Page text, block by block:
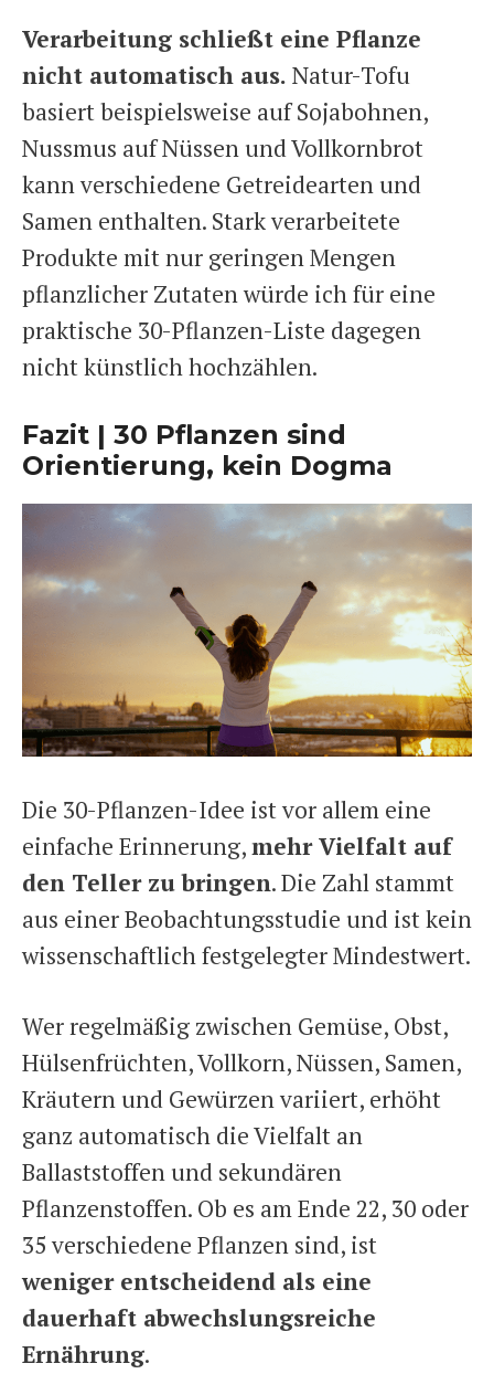
Verarbeitung schließt eine Pflanze
nicht automatisch aus. Natur-Tofu
basiert beispielsweise auf Sojabohnen,
Nussmus auf Nüssen und Vollkornbrot
kann verschiedene Getreidearten und
Samen enthalten. Stark verarbeitete
Produkte mit nur geringen Mengen
pflanzlicher Zutaten würde ich für eine
praktische 30-Pflanzen-Liste dagegen
nicht künstlich hochzählen.
Fazit | 30 Pflanzen sind
Orientierung, kein Dogma
Die 30-Pflanzen-Idee ist vor allem eine
einfache Erinnerung,mehr Vielfalt auf
den Teller zu bringen. Die Zahl stammt
aus einer Beobachtungsstudie und ist kein
wissenschaftlich festgelegter Mindestwert.
Wer regelmäßig zwischen Gemüse, Obst,
Hülsenfrüchten, Vollkorn, Nüssen, Samen,
Kräutern und Gewürzen variiert, erhöht
ganz automatisch die Vielfalt an
Ballaststoffen und sekundären
Pflanzenstoffen. Ob es am Ende 22, 30 oder
35 verschiedene Pflanzen sind, ist
weniger entscheidend als eine
dauerhaft abwechslungsreiche
Ernährung.